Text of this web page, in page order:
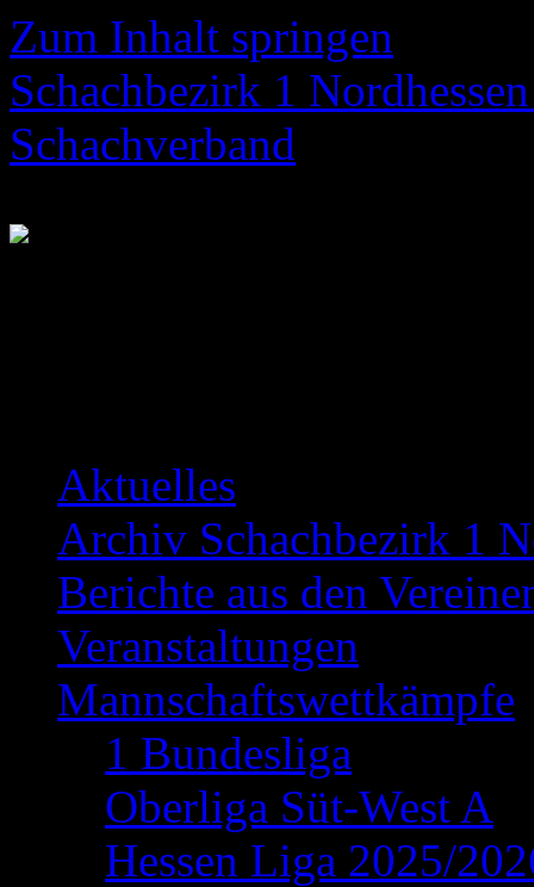
Zum Inhalt springen
Schachbezirk 1
Schachverband
Aktuelles
Archiv Schachbezirk 1
Berichte aus den
Veranstaltungen
Mannschaftswettkämpfe
1 Bundesliga
Oberliga Süt-West A
Hessen Liga 2025/